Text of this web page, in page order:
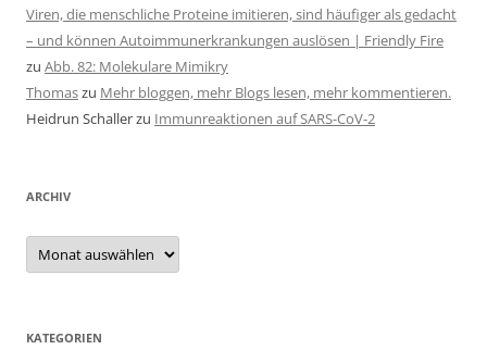
Viren, die menschliche Proteine imitieren, sind häufiger als gedacht
– und können Autoimmunerkrankungen auslösen | Friendly Fire
zu Abb. 82: Molekulare Mimikry
Thomaszu Mehr bloggen, mehr Blogs lesen, mehr kommentieren.
Heidrun Schallerzu Immunreaktionen auf SARS-CoV-2
ARCHIV
Archiv
KATEGORIEN